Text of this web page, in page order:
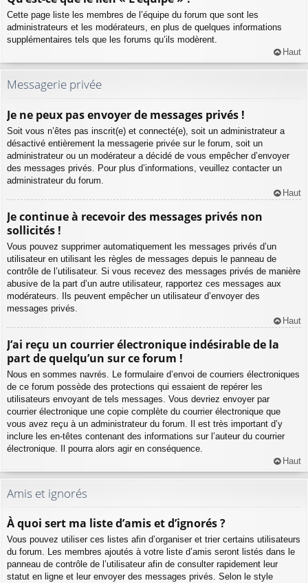
Cette page liste les membres de l’équipe du forum que sont les
administrateurs et les modérateurs, en plus de quelques informations
supplémentaires tels que les forums qu’ils modèrent.
Haut
Messagerie privée
Je ne peux pas envoyer de messages privés !
Soit vous n’êtes pas inscrit(e) et connecté(e), soit un administrateur a
désactivé entièrement la messagerie privée sur le forum, soit un
administrateur ou un modérateur a décidé de vous empêcher d’envoyer
des messages privés. Pour plus d’informations, veuillez contacter un
administrateur du forum.
Haut
Je continue à recevoir des messages privés non
sollicités !
Vous pouvez supprimer automatiquement les messages privés d’un
utilisateur en utilisant les règles de messages depuis le panneau de
contrôle de l’utilisateur. Si vous recevez des messages privés de manière
abusive de la part d’un autre utilisateur, rapportez ces messages aux
modérateurs. Ils peuvent empêcher un utilisateur d’envoyer des
messages privés.
Haut
J’ai reçu un courrier électronique indésirable de la
part de quelqu’un sur ce forum !
Nous en sommes navrés. Le formulaire d’envoi de courriers électroniques
de ce forum possède des protections qui essaient de repérer les
utilisateurs envoyant de tels messages. Vous devriez envoyer par
courrier électronique une copie complète du courrier électronique que
vous avez reçu à un administrateur du forum. Il est très important d’y
inclure les en-têtes contenant des informations sur l’auteur du courrier
électronique. Il pourra alors agir en conséquence.
Haut
Amis et ignorés
À quoi sert ma liste d’amis et d’ignorés ?
Vous pouvez utiliser ces listes afin d’organiser et trier certains utilisateurs
du forum. Les membres ajoutés à votre liste d’amis seront listés dans le
panneau de contrôle de l’utilisateur afin de consulter rapidement leur
statut en ligne et leur envoyer des messages privés. Selon le style